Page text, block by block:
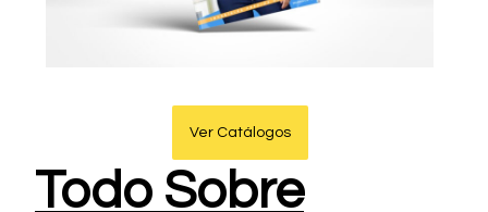
Ver Catálogos
Todo Sobre